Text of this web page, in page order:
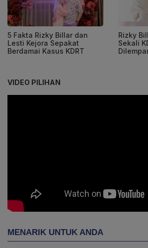
5 Fakta Rizky Billar dan
Lesti Kejora Sepakat
Berdamai Kasus KDRT
Rizky
Sekali
VIDEO PILIHAN